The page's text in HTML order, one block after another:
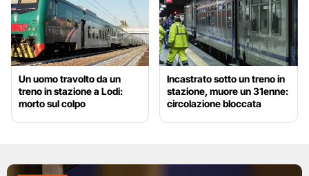
Un uomo travolto da un
treno in stazione a Lodi:
morto sul colpo
Incastrato sotto un treno in
stazione, muore un 31enne:
circolazione bloccata